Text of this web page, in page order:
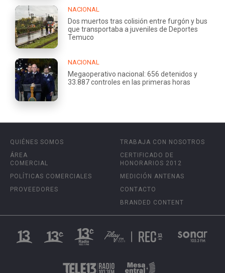
NACIONAL
Dos muertos tras colisión entre furgón y bus
que transportaba a juveniles de Deportes
Temuco
NACIONAL
Megaoperativo nacional: 656 detenidos y
33.887 controles en las primeras horas
QUIÉNES SOMOS
ÁREA
COMERCIAL
POLÍTICAS COMERCIALES
PROVEEDORES
TRABAJA CON NOSOTROS
CERTIFICADO DE
HONORARIOS 2012
MEDICIÓN ANTENAS
CONTACTO
BRANDED CONTENT